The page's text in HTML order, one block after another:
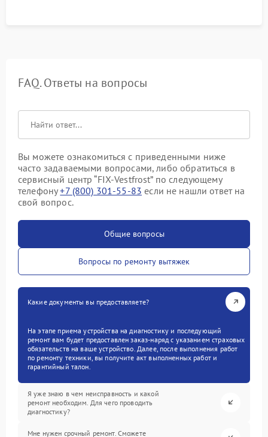
FAQ. Ответы на вопросы
Вы можете ознакомиться с приведенными ниже
часто задаваемыми вопросами, либо обратиться в
сервисный центр “FIX-Vestfrost” по следующему
телефону+7 (800) 301-55-83 если не нашли ответ на
свой вопрос.
Общие вопросы
Вопросы по ремонту вытяжек
Какие документы вы предоставляете?
На этапе приема устройства на диагностику и последующий
ремонт вам будет предоставлен заказ-наряд с указанием страховых
обязательств на ваше устройство. Далее, после выполнения работ
по ремонту техники, вы получите акт выполненных работ и
гарантийный талон.
Я уже знаю в чем неисправность и какой
ремонт необходим. Для чего проводить
диагностику?
Мне нужен срочный ремонт. Сможете